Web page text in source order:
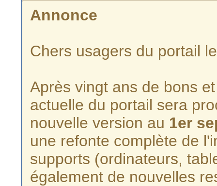
Annonce
Chers usagers du portail
Après vingt ans de bons
actuelle du portail sera
nouvelle version au 1er
une refonte complète de
supports (ordinateurs,
également de nouvelles